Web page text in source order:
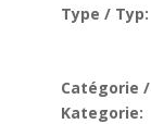
Type / Typ:
Catégorie /
Kategorie: